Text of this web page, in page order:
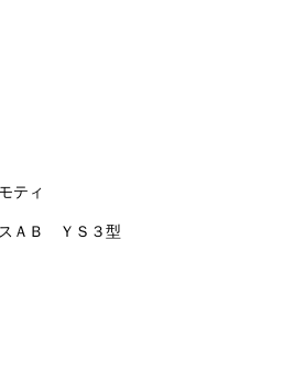
ティ
ＡＢ ＹＳ３型